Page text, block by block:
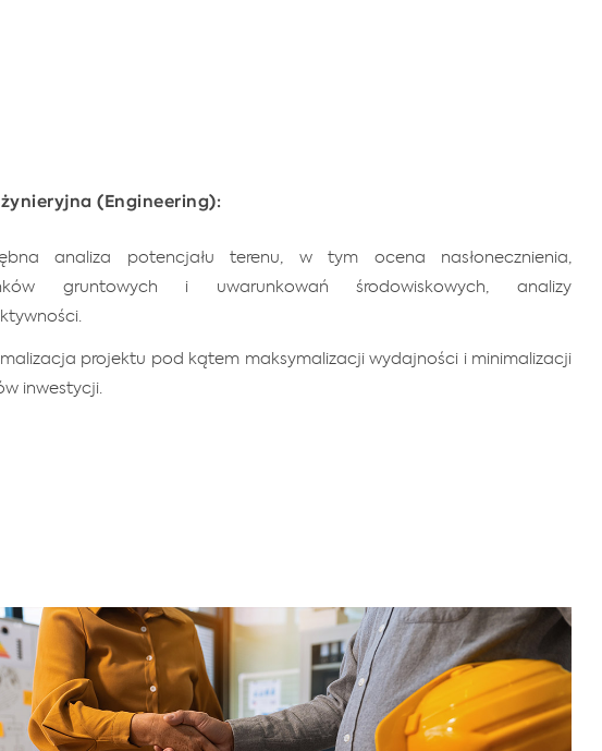
(Engineering):
analiza potencjału terenu, w tym ocena nasłonecznienia,
gruntowych i uwarunkowań środowiskowych, analizy
projektu pod kątem maksymalizacji wydajności i minimalizacji
inwestycji.